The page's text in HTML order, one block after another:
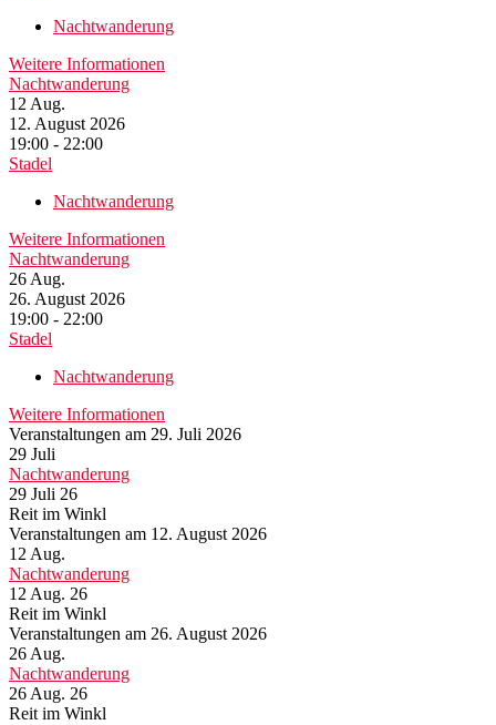
Nachtwanderung
Weitere Informationen
Nachtwanderung
12 Aug.
12. August 2026
19:00 - 22:00
Stadel
Nachtwanderung
Weitere Informationen
Nachtwanderung
26 Aug.
26. August 2026
19:00 - 22:00
Stadel
Nachtwanderung
Weitere Informationen
Veranstaltungen am 29. Juli 2026
29 Juli
Nachtwanderung
29 Juli 26
Reit im Winkl
Veranstaltungen am 12. August 2026
12 Aug.
Nachtwanderung
12 Aug. 26
Reit im Winkl
Veranstaltungen am 26. August 2026
26 Aug.
Nachtwanderung
26 Aug. 26
Reit im Winkl